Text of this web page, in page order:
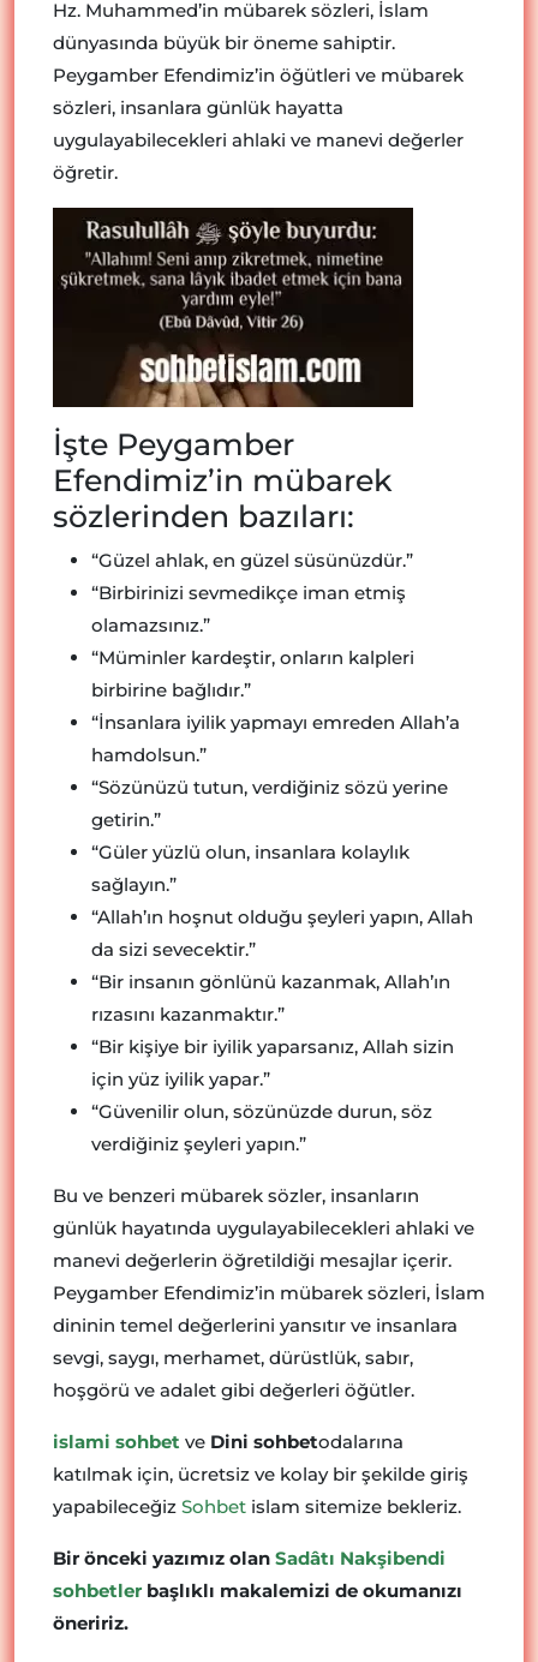
Hz. Muhammed’in mübarek sözleri, İslam
dünyasında büyük bir öneme sahiptir.
Peygamber Efendimiz’in öğütleri ve mübarek
sözleri, insanlara günlük hayatta
uygulayabilecekleri ahlaki ve manevi değerler
öğretir.
İşte Peygamber
Efendimiz’in mübarek
sözlerinden bazıları:
“Güzel ahlak, en güzel süsünüzdür.”
“Birbirinizi sevmedikçe iman etmiş
olamazsınız.”
“Müminler kardeştir, onların kalpleri
birbirine bağlıdır.”
“İnsanlara iyilik yapmayı emreden Allah’a
hamdolsun.”
“Sözünüzü tutun, verdiğiniz sözü yerine
getirin.”
“Güler yüzlü olun, insanlara kolaylık
sağlayın.”
“Allah’ın hoşnut olduğu şeyleri yapın, Allah
da sizi sevecektir.”
“Bir insanın gönlünü kazanmak, Allah’ın
rızasını kazanmaktır.”
“Bir kişiye bir iyilik yaparsanız, Allah sizin
için yüz iyilik yapar.”
“Güvenilir olun, sözünüzde durun, söz
verdiğiniz şeyleri yapın.”
Bu ve benzeri mübarek sözler, insanların
günlük hayatında uygulayabilecekleri ahlaki ve
manevi değerlerin öğretildiği mesajlar içerir.
Peygamber Efendimiz’in mübarek sözleri, İslam
dininin temel değerlerini yansıtır ve insanlara
sevgi, saygı, merhamet, dürüstlük, sabır,
hoşgörü ve adalet gibi değerleri öğütler.
islami sohbet ve Dini sohbetodalarına
katılmak için, ücretsiz ve kolay bir şekilde giriş
yapabileceğiz Sohbet islam sitemize bekleriz.
Bir önceki yazımız olan Sadâtı Nakşibendi
sohbetler başlıklı makalemizi de okumanızı
öneririz.